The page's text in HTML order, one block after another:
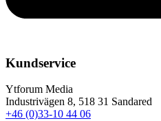
Kundservice
Ytforum Media
Industrivägen 8, 518 31 Sandared
+46 (0)33-10 44 06